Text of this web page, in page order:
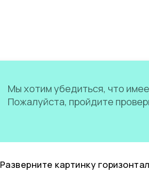
Мы хотим убедиться, что
Пожалуйста, пройдите
Разверните картинку